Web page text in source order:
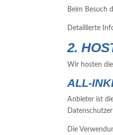
Beim Besuch
Detaillierte
2.
Wir hosten
ALL-
Anbieter ist
Die